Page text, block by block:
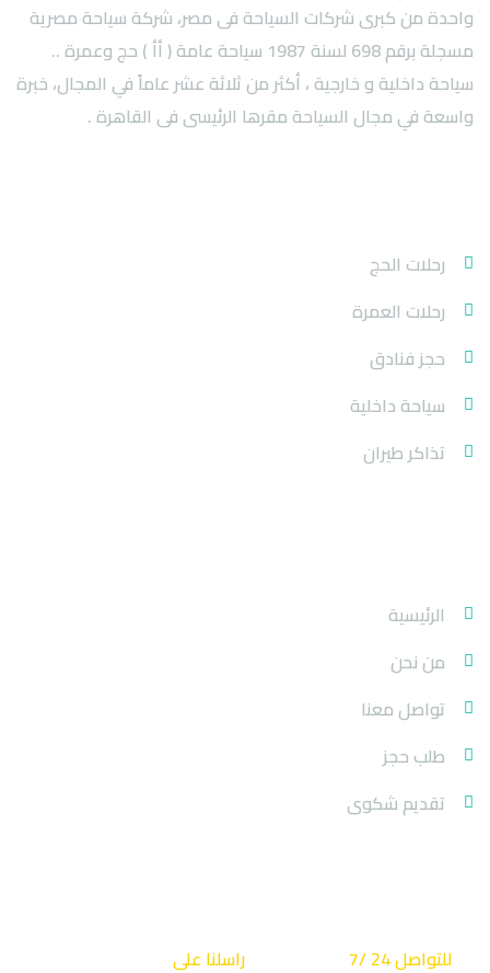
واحدة من كبرى شركات السياحة فى مصر، شركة سياحة مصرية
مسجلة برقم 698 لسنة 1987 سياحة عامة ( أأ ) حج وعمرة ..
سياحة داخلية و خارجية ، أكثر من ثلاثة عشر عاماً في المجال، خبرة
واسعة في مجال السياحة مقرها الرئيسى فى القاهرة .
رحلات الحج
رحلات العمرة
حجز فنادق
سياحة داخلية
تذاكر طيران
الرئيسية
من نحن
تواصل معنا
طلب حجز
تقديم شكوى
للتواصل 24 /7 راسلنا على